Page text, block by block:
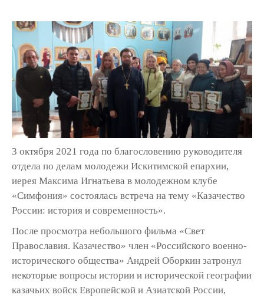
3 октября 2021 года по благословению руководителя
отдела по делам молодежи Искитимской епархии,
иерея Максима Игнатьева в молодежном клубе
«Симфония» состоялась встреча на тему «Казачество
России: история и современность».
После просмотра небольшого фильма «Свет
Православия. Казачество» член «Российского военно-
исторического общества» Андрей Оборкин затронул
некоторые вопросы истории и исторической географии
казачьих войск Европейской и Азиатской России,